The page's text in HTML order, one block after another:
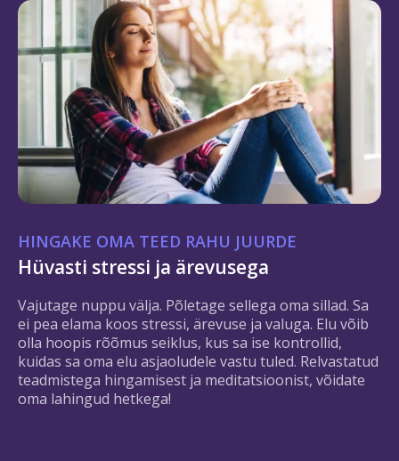
HINGAKE OMA TEED RAHU JUURDE
Hüvasti stressi ja ärevusega
Vajutage nuppu välja. Põletage sellega oma sillad. Sa
ei pea elama koos stressi, ärevuse ja valuga. Elu võib
olla hoopis rõõmus seiklus, kus sa ise kontrollid,
kuidas sa oma elu asjaoludele vastu tuled. Relvastatud
teadmistega hingamisest ja meditatsioonist, võidate
oma lahingud hetkega!